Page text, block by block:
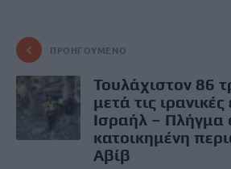
ΠΡΟΗΓΟΎΜΕΝΟ
Τουλάχιστον 86
μετά τις
Ισραήλ – Πλήγμα
κατοικημένη
Αβίβ